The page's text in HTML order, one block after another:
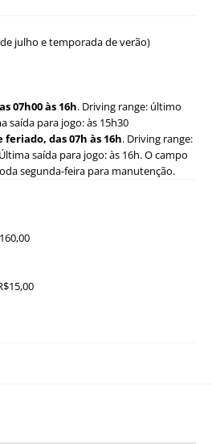
julho e temporada de verão)
07h00 às 16h. Driving range: último
saída para jogo: às 15h30
feriado, das 07h às 16h. Driving range:
saída para jogo: às 16h. O campo
segunda-feira para manutenção.